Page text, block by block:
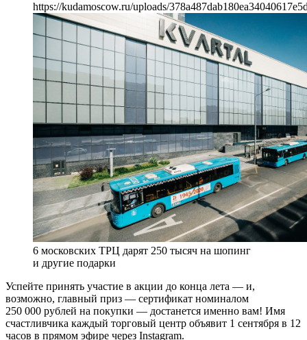
https://kudamoscow.ru/uploads/
6 московских ТРЦ дарят 250 тысяч на шопинг
и другие подарки
Успейте принять участие в акции до конца лета — и,
возможно, главный приз — сертификат номиналом
250 000 рублей на покупки — достанется именно вам! Имя
счастливчика каждый торговый центр объявит 1 сентября в 12
часов в прямом эфире через Instagram.